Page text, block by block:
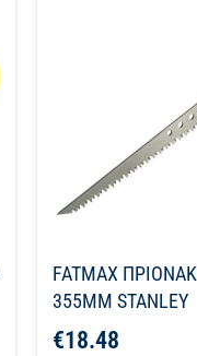
FATMAX
355ΜΜ STANLEY
€18.48